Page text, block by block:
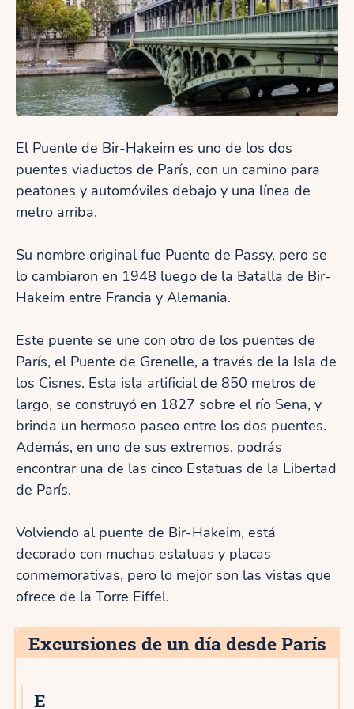
l
a
s
El Puente de Bir-Hakeim es uno de los dos
puentes viaductos de París, con un camino para
peatones y automóviles debajo y una línea de
metro arriba.
Su nombre original fue Puente de Passy, pero se
lo cambiaron en 1948 luego de la Batalla de Bir-
Hakeim entre Francia y Alemania.
Este puente se une con otro de los puentes de
París, el Puente de Grenelle, a través de la Isla de
los Cisnes. Esta isla artificial de 850 metros de
largo, se construyó en 1827 sobre el río Sena, y
brinda un hermoso paseo entre los dos puentes.
Además, en uno de sus extremos, podrás
encontrar una de las cinco Estatuas de la Libertad
de París.
Volviendo al puente de Bir-Hakeim, está
decorado con muchas estatuas y placas
conmemorativas, pero lo mejor son las vistas que
ofrece de la Torre Eiffel.
Excursiones de un día desde París
E